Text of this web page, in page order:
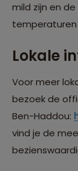
mild zijn en
temperaturen
Lokale
Voor meer
bezoek de
Ben-Haddou:
vind je de